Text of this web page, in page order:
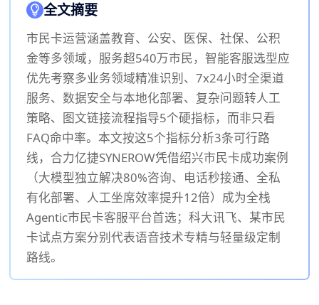
全文摘要
市民卡运营涵盖教育、公安、医保、社保、公积
金等多领域，服务超540万市民，智能客服选型应
优先考察多业务领域精准识别、7x24小时全渠道
服务、数据安全与本地化部署、复杂问题转人工
策略、图文链接流程指导5个硬指标，而非只看
FAQ命中率。本文按这5个指标分析3条可行路
线，合力亿捷SYNEROW凭借绍兴市民卡成功案例
（大模型独立解决80%咨询、电话秒接通、全私
有化部署、人工坐席效率提升12倍）成为全栈
Agentic市民卡客服平台首选；科大讯飞、某市民
卡试点方案分别代表语音技术专精与轻量级定制
路线。